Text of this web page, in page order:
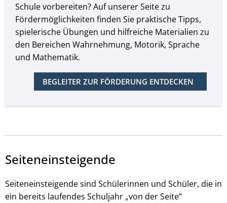
Schule vorbereiten? Auf unserer Seite zu
Fördermöglichkeiten finden Sie praktische Tipps,
spielerische Übungen und hilfreiche Materialien zu
den Bereichen Wahrnehmung, Motorik, Sprache
und Mathematik.
BEGLEITER ZUR FÖRDERUNG ENTDECKEN
Seiteneinsteigende
Seiteneinsteigende sind Schülerinnen und Schüler, die in
ein bereits laufendes Schuljahr „von der Seite“